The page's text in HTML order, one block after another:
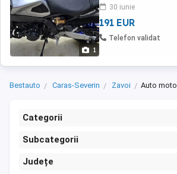
1
30 iunie
191 EUR
Telefon validat
Bestauto Caras-Severin Zavoi Auto moto
Categorii
Subcategorii
Județe